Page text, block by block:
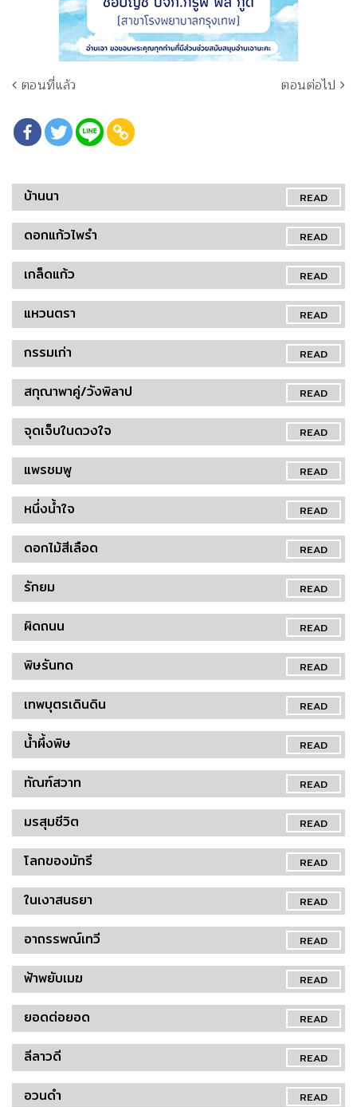
ตอนที่แล้ว ตอนต่อไป
READ
บ้านนา
READ
ดอกแก้วไพรำ
READ
เกล็ดแก้ว
READ
แหวนตรา
READ
กรรมเก่า
READ
สกุณาพาคู่/วังพิลาป
READ
จุดเจ็บในดวงใจ
READ
แพรชมพู
READ
หนึ่งน้ำใจ
READ
ดอกไม้สีเลือด
READ
รักยม
READ
ผิดถนน
READ
พิษรันทด
READ
เทพบุตรเดินดิน
READ
น้ำผึ้งพิษ
READ
ทัณฑ์สวาท
READ
มรสุมชีวิต
READ
โลกของมัทรี
READ
ในเงาสนธยา
READ
อาถรรพณ์เทวี
READ
ฟ้าพยับเมฆ
READ
ยอดต่อยอด
READ
ลีลาวดี
READ
อวนดำ